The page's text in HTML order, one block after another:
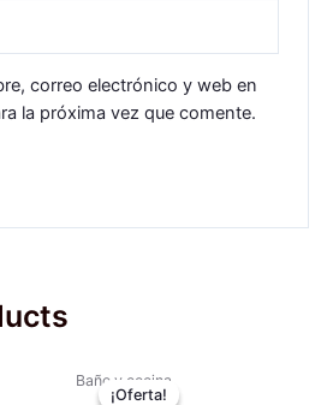
correo electrónico y web en
la próxima vez que comente.
¡Oferta!
¡Oferta!
Baño y cocina